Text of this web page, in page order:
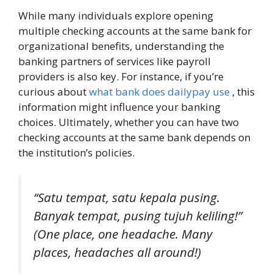
While many individuals explore opening
multiple checking accounts at the same bank for
organizational benefits, understanding the
banking partners of services like payroll
providers is also key. For instance, if you’re
curious aboutwhat bank does dailypay use , this
information might influence your banking
choices. Ultimately, whether you can have two
checking accounts at the same bank depends on
the institution’s policies.
“Satu tempat, satu kepala pusing.
Banyak tempat, pusing tujuh keliling!”
(One place, one headache. Many
places, headaches all around!)